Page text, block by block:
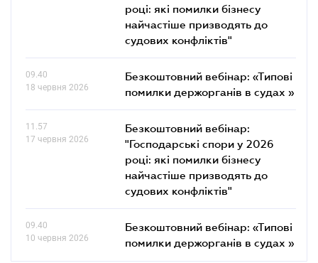
році: які помилки бізнесу
найчастіше призводять до
судових конфліктів"
09.40
18 червня 2026
Безкоштовний вебінар: «Типові
помилки держорганів в судах »
11.57
17 червня 2026
Безкоштовний вебінар:
"Господарські спори у 2026
році: які помилки бізнесу
найчастіше призводять до
судових конфліктів"
09.40
10 червня 2026
Безкоштовний вебінар: «Типові
помилки держорганів в судах »